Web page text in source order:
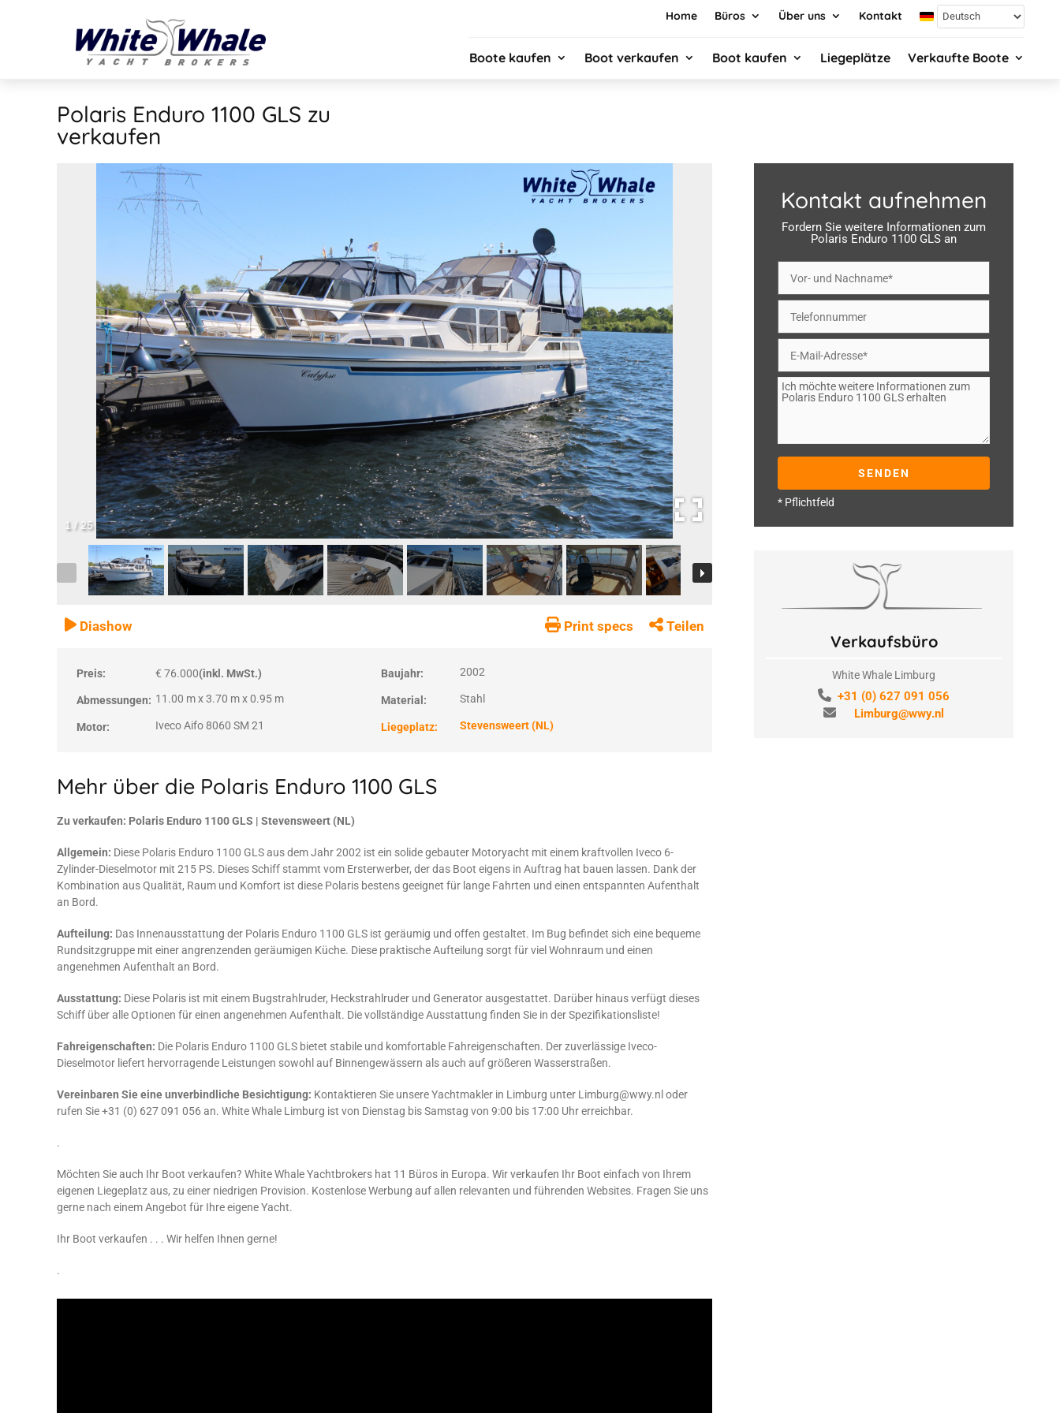
Home Büros Über uns Kontakt
Boote kaufen Boot verkaufen Boot kaufen Liegeplätze Verkaufte Boote
Polaris Enduro 1100 GLS zu
verkaufen
1 / 25
Diashow Print specs Teilen
Preis: € 76.000(inkl. MwSt.) Baujahr: 2002
Abmessungen: 11.00 m x 3.70 m x 0.95 m Material: Stahl
Motor: Iveco Aifo 8060 SM 21 Liegeplatz: Stevensweert (NL)
Mehr über die Polaris Enduro 1100 GLS
Zu verkaufen: Polaris Enduro 1100 GLS | Stevensweert (NL)
Allgemein: Diese Polaris Enduro 1100 GLS aus dem Jahr 2002 ist ein solide gebauter Motoryacht mit einem kraftvollen Iveco 6-
Zylinder-Dieselmotor mit 215 PS. Dieses Schiff stammt vom Ersterwerber, der das Boot eigens in Auftrag hat bauen lassen. Dank der
Kombination aus Qualität, Raum und Komfort ist diese Polaris bestens geeignet für lange Fahrten und einen entspannten Aufenthalt
an Bord.
Aufteilung: Das Innenausstattung der Polaris Enduro 1100 GLS ist geräumig und offen gestaltet. Im Bug befindet sich eine bequeme
Rundsitzgruppe mit einer angrenzenden geräumigen Küche. Diese praktische Aufteilung sorgt für viel Wohnraum und einen
angenehmen Aufenthalt an Bord.
Ausstattung: Diese Polaris ist mit einem Bugstrahlruder, Heckstrahlruder und Generator ausgestattet. Darüber hinaus verfügt dieses
Schiff über alle Optionen für einen angenehmen Aufenthalt. Die vollständige Ausstattung finden Sie in der Spezifikationsliste!
Fahreigenschaften: Die Polaris Enduro 1100 GLS bietet stabile und komfortable Fahreigenschaften. Der zuverlässige Iveco-
Dieselmotor liefert hervorragende Leistungen sowohl auf Binnengewässern als auch auf größeren Wasserstraßen.
Vereinbaren Sie eine unverbindliche Besichtigung: Kontaktieren Sie unsere Yachtmakler in Limburg unter Limburg@wwy.nl oder
rufen Sie +31 (0) 627 091 056 an. White Whale Limburg ist von Dienstag bis Samstag von 9:00 bis 17:00 Uhr erreichbar.
.
Möchten Sie auch Ihr Boot verkaufen? White Whale Yachtbrokers hat 11 Büros in Europa. Wir verkaufen Ihr Boot einfach von Ihrem
eigenen Liegeplatz aus, zu einer niedrigen Provision. Kostenlose Werbung auf allen relevanten und führenden Websites. Fragen Sie uns
gerne nach einem Angebot für Ihre eigene Yacht.
Ihr Boot verkaufen . . . Wir helfen Ihnen gerne!
.
Kontakt aufnehmen
Fordern Sie weitere Informationen zum
Polaris Enduro 1100 GLS an
* Pflichtfeld
Verkaufsbüro
White Whale Limburg
+31 (0) 627 091 056
Limburg@wwy.nl